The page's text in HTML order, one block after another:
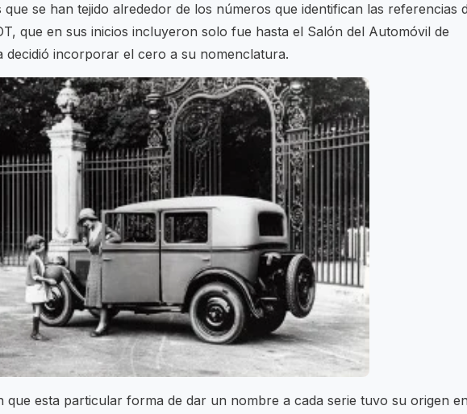
se han tejido alrededor de los números que identifican las referencias
que en sus inicios incluyeron solo fue hasta el Salón del Automóvil de
decidió incorporar el cero a su nomenclatura.
que esta particular forma de dar un nombre a cada serie tuvo su origen